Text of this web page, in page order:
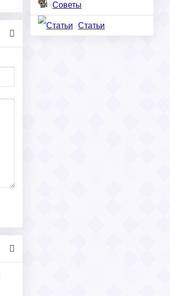
Советы
Статьи